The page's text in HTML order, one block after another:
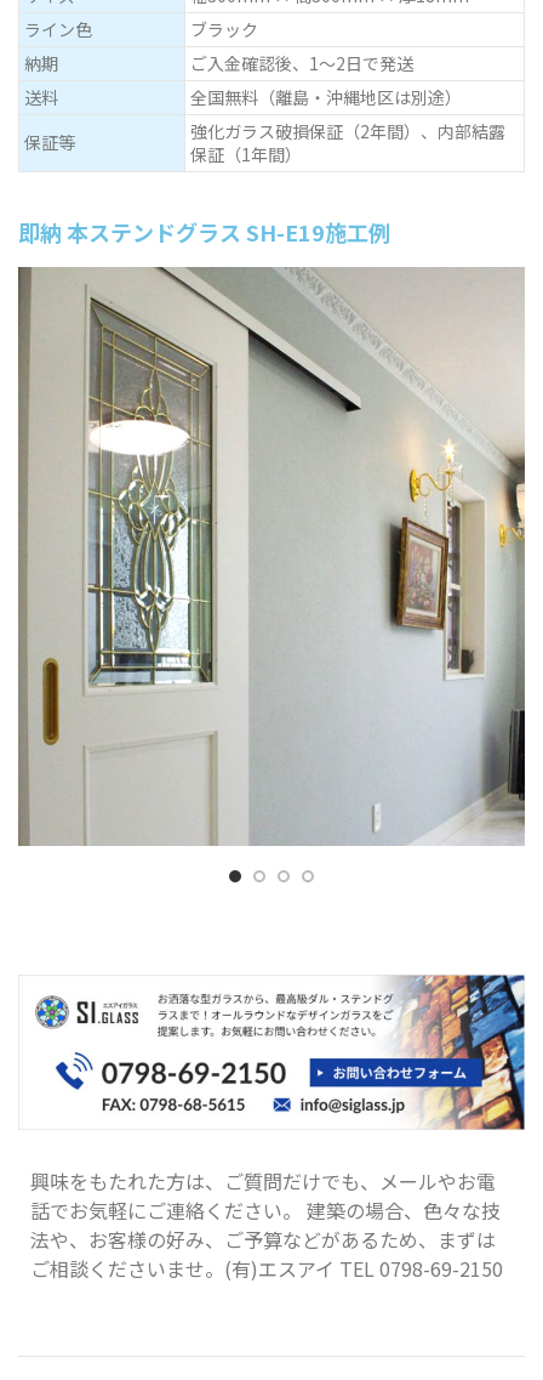
ライン色
ブラック
納期
ご入金確認後、1～2日で発送
送料
全国無料（離島・沖縄地区は別途）
保証等
強化ガラス破損保証（2年間）、内部結露
保証（1年間）
即納 本ステンドグラス SH-E19施工例
興味をもたれた方は、ご質問だけでも、メールやお電
話でお気軽にご連絡ください。 建築の場合、色々な技
法や、お客様の好み、ご予算などがあるため、まずは
ご相談くださいませ。(有)エスアイ TEL 0798-69-2150